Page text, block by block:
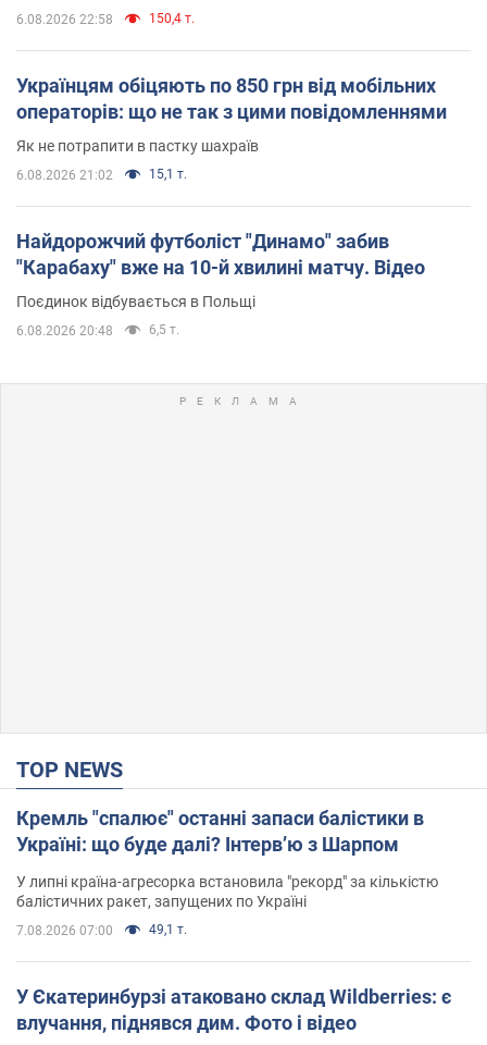
6.08.2026 22:58 150,4 т.
Українцям обіцяють по 850 грн від мобільних
операторів: що не так з цими повідомленнями
Як не потрапити в пастку шахраїв
6.08.2026 21:02 15,1 т.
Найдорожчий футболіст "Динамо" забив
"Карабаху" вже на 10-й хвилині матчу. Відео
Поєдинок відбувається в Польщі
6.08.2026 20:48 6,5 т.
TOP NEWS
Кремль "спалює" останні запаси балістики в
Україні: що буде далі? Інтерв’ю з Шарпом
У липні країна-агресорка встановила "рекорд" за кількістю
балістичних ракет, запущених по Україні
7.08.2026 07:00 49,1 т.
У Єкатеринбурзі атаковано склад Wildberries: є
влучання, піднявся дим. Фото і відео